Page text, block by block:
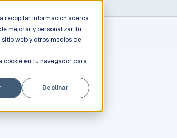
recopilar información acerca
mejorar y personalizar tu
web y otros medios de
cookie en tu navegador para
Declinar